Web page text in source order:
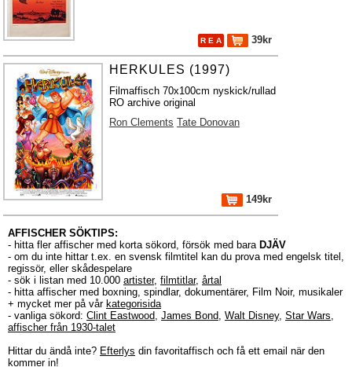
R E A 39kr
HERKULES (1997)
Filmaffisch 70x100cm nyskick/rullad
RO archive original
Ron Clements Tate Donovan
149kr
AFFISCHER SÖKTIPS:
- hitta fler affischer med korta sökord, försök med bara DJÄV
- om du inte hittar t.ex. en svensk filmtitel kan du prova med engelsk titel,
regissör, eller skådespelare
- sök i listan med 10.000 artister, filmtitlar, årtal
- hitta affischer med boxning, spindlar, dokumentärer, Film Noir, musikaler
+ mycket mer på vår kategorisida
- vanliga sökord: Clint Eastwood, James Bond, Walt Disney, Star Wars,
affischer från 1930-talet
Hittar du ändå inte? Efterlys din favoritaffisch och få ett email när den
kommer in!